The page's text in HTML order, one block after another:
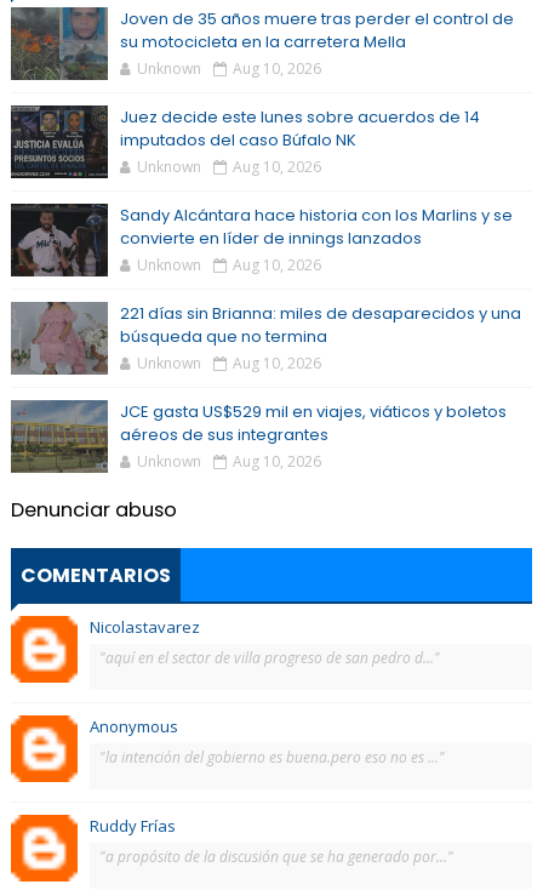
Joven de 35 años muere tras perder el control de
su motocicleta en la carretera Mella
Unknown Aug 10, 2026
Juez decide este lunes sobre acuerdos de 14
imputados del caso Búfalo NK
Unknown Aug 10, 2026
Sandy Alcántara hace historia con los Marlins y se
convierte en líder de innings lanzados
Unknown Aug 10, 2026
221 días sin Brianna: miles de desaparecidos y una
búsqueda que no termina
Unknown Aug 10, 2026
JCE gasta US$529 mil en viajes, viáticos y boletos
aéreos de sus integrantes
Unknown Aug 10, 2026
Denunciar abuso
COMENTARIOS
Nicolastavarez
"aquí en el sector de villa progreso de san pedro d..."
Anonymous
"la intención del gobierno es buena.pero eso no es ..."
Ruddy Frías
"a propósito de la discusión que se ha generado por..."